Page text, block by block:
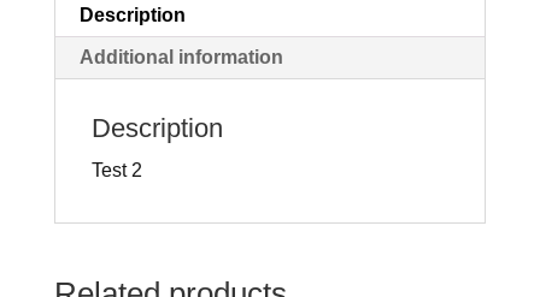
Description
Additional information
Description
Test 2